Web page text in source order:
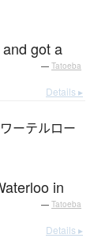
got a
— Tatoeba
Details ▸
ワーテルロー
in
— Tatoeba
Details ▸